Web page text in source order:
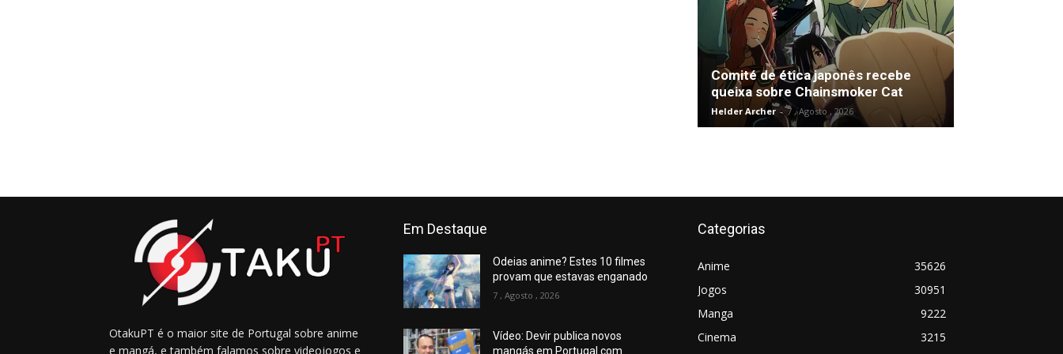
Comité de ética japonês recebe
queixa sobre Chainsmoker Cat
Helder Archer - 7 , Agosto , 2026
OtakuPT é o maior site de Portugal sobre anime
e mangá, e também falamos sobre videojogos e
Em Destaque
Odeias anime? Estes 10 filmes
provam que estavas enganado
7 , Agosto , 2026
Vídeo: Devir publica novos
mangás em Portugal com
Categorias
Anime
35626
Jogos
30951
Manga
9222
Cinema
3215